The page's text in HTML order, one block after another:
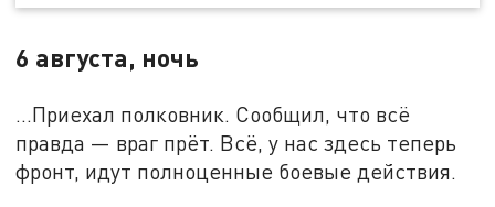
6 августа, ночь
...Приехал полковник. Сообщил, что всё
правда — враг прёт. Всё, у нас здесь теперь
фронт, идут полноценные боевые действия.